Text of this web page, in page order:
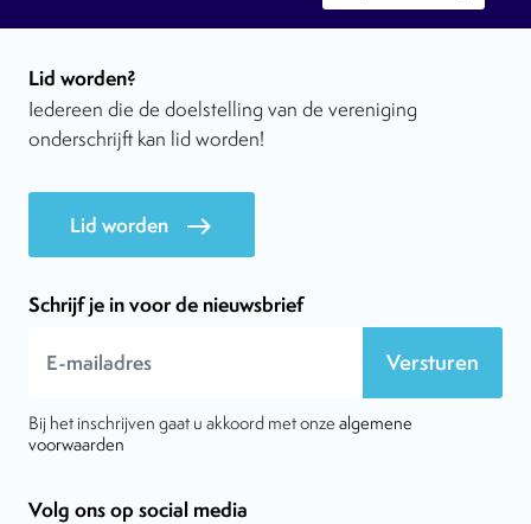
Lid worden?
Iedereen die de doelstelling van de vereniging
onderschrijft kan lid worden!
Lid worden east
Schrijf je in voor de nieuwsbrief
Versturen
Bij het inschrijven gaat u akkoord met onze algemene
voorwaarden
Volg ons op social media